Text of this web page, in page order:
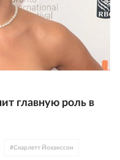
главную роль в
#Скарлетт Йоханссон